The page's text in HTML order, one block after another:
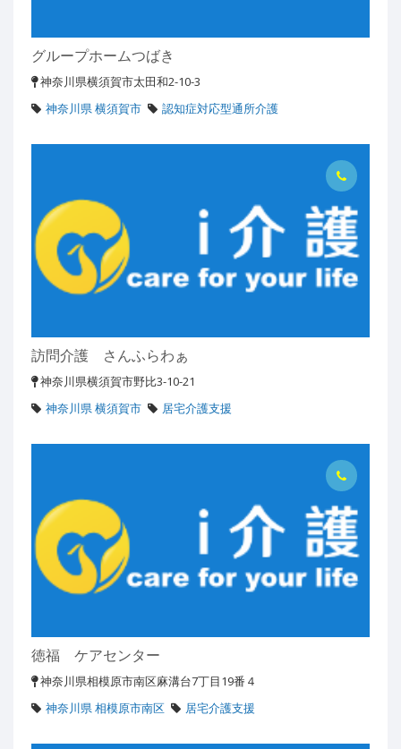
グループホームつばき
神奈川県横須賀市太田和2-10-3
神奈川県 横須賀市
認知症対応型通所介護
訪問介護 さんふらわぁ
神奈川県横須賀市野比3-10-21
神奈川県 横須賀市
居宅介護支援
徳福 ケアセンター
神奈川県相模原市南区麻溝台7丁目19番４
神奈川県 相模原市南区
居宅介護支援